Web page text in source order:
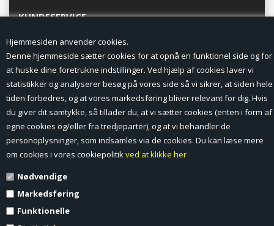
Hjemmesiden anvender cookies.
Denne hjemmeside sætter cookies for at opnå en funktionel side og for
at huske dine foretrukne indstillinger. Ved hjælp af cookies laver vi
statistikker og analyserer besøg på vores side så vi sikrer, at siden hele
tiden forbedres, og at vores markedsføring bliver relevant for dig. Hvis
du giver dit samtykke, så tillader du, at vi sætter cookies (enten i form af
egne cookies og/eller fra tredjeparter), og at vi behandler de
personoplysninger, som indsamles via de cookies. Du kan læse mere
om cookies i vores cookiepolitikved at klikke her
Nødvendige
Markedsføring
Funktionelle
KUNDESERVICE
Forside
Min Konto
Nyheder
Vilkår og betingelser
Profil
Erhverv log ind (B2B)